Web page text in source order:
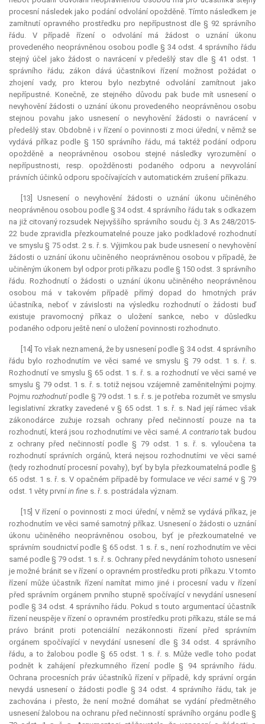
procesní následek jako podání odvolání opožděně. Tímto následkem je
zamítnutí opravného prostředku pro nepřípustnost dle § 92 správního
řádu. V případě řízení o odvolání má žádost o uznání úkonu
provedeného neoprávněnou osobou podle § 34 odst. 4 správního řádu
stejný účel jako žádost o navrácení v předešlý stav dle § 41 odst. 1
správního řádu; zákon dává účastníkovi řízení možnost požádat o
zhojení vady, pro kterou bylo nezbytné odvolání zamítnout jako
nepřípustné. Konečně, ze stejného důvodu pak bude mít usnesení o
nevyhovění žádosti o uznání úkonu provedeného neoprávněnou osobu
stejnou povahu jako usnesení o nevyhovění žádosti o navrácení v
předešlý stav. Obdobně i v řízení o povinnosti z moci úřední, v němž se
vydává příkaz podle § 150 správního řádu, má taktéž podání odporu
opožděně a neoprávněnou osobou stejné následky vyrozumění o
nepřípustnosti, resp. opožděnosti podaného odporu a nevyvolání
právních účinků odporu spočívajících v automatickém zrušení příkazu.
[13] Usnesení o nevyhovění žádosti o uznání úkonu učiněného
neoprávněnou osobou podle § 34 odst. 4 správního řádu tak s odkazem
na již citovaný rozsudek Nejvyššího správního soudu čj. 3 As 248/2015-
22 bude zpravidla přezkoumatelné pouze jako podkladové rozhodnutí
ve smyslu § 75 odst. 2 s. ř. s. Výjimkou pak bude usnesení o nevyhovění
žádosti o uznání úkonu učiněného neoprávněnou osobou v případě, že
učiněným úkonem byl odpor proti příkazu podle § 150 odst. 3 správního
řádu. Rozhodnutí o žádosti o uznání úkonu učiněného neoprávněnou
osobou má v takovém případě přímý dopad do hmotných práv
účastníka, neboť v závislosti na výsledku rozhodnutí o žádosti buď
existuje pravomocný příkaz o uložení sankce, nebo v důsledku
podaného odporu ještě není o uložení povinnosti rozhodnuto.
[14] To však neznamená, že by usnesení podle § 34 odst. 4 správního
řádu bylo rozhodnutím ve věci samé ve smyslu § 79 odst. 1 s. ř. s.
Rozhodnutí ve smyslu § 65 odst. 1 s. ř. s. a rozhodnutí ve věci samé ve
smyslu § 79 odst. 1 s. ř. s. totiž nejsou vzájemně zaměnitelnými pojmy.
Pojmurozhodnutípodle § 79 odst. 1 s. ř. s. je potřeba rozumět ve smyslu
legislativní zkratky zavedené v § 65 odst. 1 s. ř. s. Nad její rámec však
zákonodárce zužuje rozsah ochrany před nečinností pouze na ta
rozhodnutí, která jsou rozhodnutími ve věci samé.A contrariotak budou
z ochrany před nečinností podle § 79 odst. 1 s. ř. s. vyloučena ta
rozhodnutí správních orgánů, která nejsou rozhodnutími ve věci samé
(tedy rozhodnutí procesní povahy), byť by byla přezkoumatelná podle §
65 odst. 1 s. ř. s. V opačném případě by formulaceve věci samé v § 79
odst. 1 věty první in fine s. ř. s. postrádala význam.
[15] V řízení o povinnosti z moci úřední, v němž se vydává příkaz, je
rozhodnutím ve věci samé samotný příkaz. Usnesení o žádosti o uznání
úkonu učiněného neoprávněnou osobou, byť je přezkoumatelné ve
správním soudnictví podle § 65 odst. 1 s. ř. s., není rozhodnutím ve věci
samé podle § 79 odst. 1 s. ř. s. Ochrany před nevydáním tohoto usnesení
je možné bránit se v řízení o opravném prostředku proti příkazu. V tomto
řízení může účastník řízení namítat mimo jiné i procesní vadu v řízení
před správním orgánem prvního stupně spočívající v nevydání usnesení
podle § 34 odst. 4 správního řádu. Pokud s touto argumentací účastník
řízení neuspěje v řízení o opravném prostředku proti příkazu, stále se má
právo bránit proti potenciální nezákonnosti řízení před správním
orgánem spočívající v nevydání usnesení dle § 34 odst. 4 správního
řádu, a to žalobou podle § 65 odst. 1 s. ř. s. Může vedle toho podat
podnět k zahájení přezkumného řízení podle § 94 správního řádu.
Ochrana procesních práv účastníků řízení v případě, kdy správní orgán
nevydá usnesení o žádosti podle § 34 odst. 4 správního řádu, tak je
zachována i přesto, že není možné domáhat se vydání předmětného
usnesení žalobou na ochranu před nečinností správního orgánu podle §